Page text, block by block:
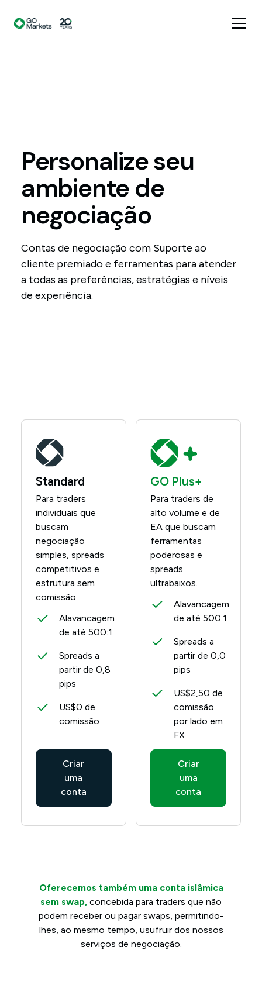
Personalizeseu
ambiente de
negociação
Contas de negociação com Suporte ao
cliente premiado e ferramentas para atender
a todas as preferências, estratégias e níveis
de experiência.
Standard
Para traders
individuais que
buscam
negociação
simples, spreads
competitivos e
estrutura sem
comissão.
Alavancagem
de até 500:1
Spreads a
partir de 0,8
pips
US$0 de
comissão
Criar
uma
conta
GO Plus+
Para traders de
alto volume e de
EA que buscam
ferramentas
poderosas e
spreads
ultrabaixos.
Alavancagem
de até 500:1
Spreads a
partir de 0,0
pips
US$2,50 de
comissão
por lado em
FX
Criar
uma
conta
Oferecemos também uma conta islâmica
sem swap, concebida para traders que não
podem receber ou pagar swaps, permitindo-
lhes, ao mesmo tempo, usufruir dos nossos
serviços de negociação.